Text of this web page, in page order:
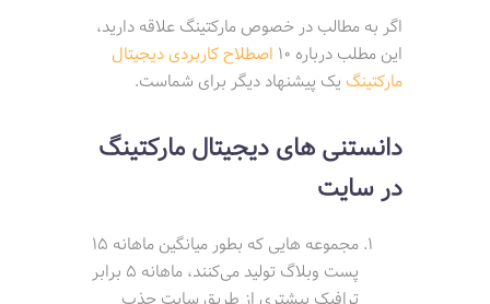
اگر به مطالب در خصوص مارکتینگ علاقه دارید،
این مطلب درباره 10
اصطلاح کاربردی دیجیتال
مارکتینگ یک پیشنهاد دیگر برای شماست.
دانستنی های دیجیتال مارکتینگ
در سایت
مجموعه هایی که بطور میانگین ماهانه 15
پست وبلاگ تولید می‌کنند، ماهانه 5 برابر